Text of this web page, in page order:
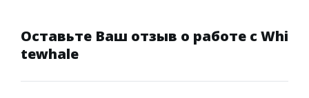
Оставьте Ваш отзыв о работе с Whi
tewhale